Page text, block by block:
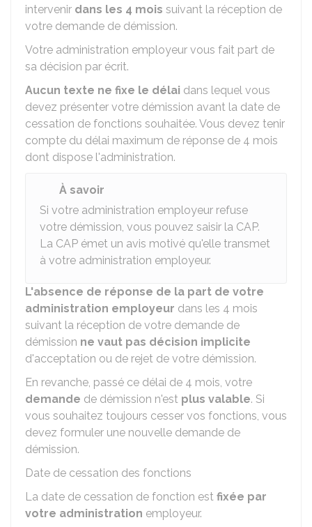
intervenir dans les 4 mois suivant la réception de
votre demande de démission.
Votre administration employeur vous fait part de
sa décision par écrit.
Aucun texte ne fixe le délai dans lequel vous
devez présenter votre démission avant la date de
cessation de fonctions souhaitée. Vous devez tenir
compte du délai maximum de réponse de 4 mois
dont dispose l'administration.
À savoir
Si votre administration employeur refuse
votre démission, vous pouvez saisir la CAP.
La CAP émet un avis motivé qu'elle transmet
à votre administration employeur.
L'absence de réponse de la part de votre
administration employeur dans les 4 mois
suivant la réception de votre demande de
démission ne vaut pas décision implicite
d'acceptation ou de rejet de votre démission.
En revanche, passé ce délai de 4 mois, votre
demande de démission n'est plus valable. Si
vous souhaitez toujours cesser vos fonctions, vous
devez formuler une nouvelle demande de
démission.
Date de cessation des fonctions
La date de cessation de fonction est fixée par
votre administration employeur.